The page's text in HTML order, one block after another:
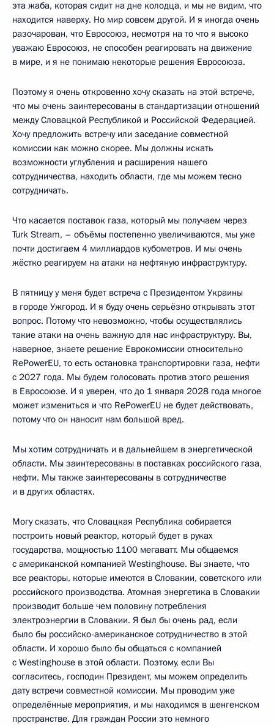
эта жаба, которая сидит на дне колодца, и мы не видим, что
находится наверху. Но мир совсем другой. И я иногда очень
разочарован, что Евросоюз, несмотря на то что я высоко
уважаю Евросоюз, не способен реагировать на движение
в мире, и я не понимаю некоторые решения Евросоюза.
Поэтому я очень откровенно хочу сказать на этой встрече,
что мы очень заинтересованы в стандартизации отношений
между Словацкой Республикой и Российской Федерацией.
Хочу предложить встречу или заседание совместной
комиссии как можно скорее. Мы должны искать
возможности углубления и расширения нашего
сотрудничества, находить области, где мы можем тесно
сотрудничать.
Что касается поставок газа, который мы получаем через
Turk Stream, – объёмы постепенно увеличиваются, мы уже
почти достигаем 4 миллиардов кубометров. И мы очень
жёстко реагируем на атаки на нефтяную инфраструктуру.
В пятницу у меня будет встреча с Президентом Украины
в городе Ужгород. И я буду очень серьёзно открывать этот
вопрос. Потому что невозможно, чтобы осуществлялись
такие атаки на очень важную для нас инфраструктуру. Вы,
наверное, знаете решение Еврокомиссии относительно
RePowerEU, то есть остановка транспортировки газа, нефти
с 2027 года. Мы будем голосовать против этого решения
в Евросоюзе. И я уверен, что до 1 января 2028 года многое
может измениться и что RePowerEU не будет действовать,
потому что он наносит нам большой вред.
Мы хотим сотрудничать и в дальнейшем в энергетической
области. Мы заинтересованы в поставках российского газа,
нефти. Мы также заинтересованы в сотрудничестве
и в других областях.
Могу сказать, что Словацкая Республика собирается
построить новый реактор, который будет в руках
государства, мощностью 1100 мегаватт. Мы общаемся
с американской компанией Westinghouse. Вы знаете, что
все реакторы, которые имеются в Словакии, советского или
российского производства. Атомная энергетика в Словакии
производит больше чем половину потребления
электроэнергии в Словакии. Я был бы очень рад, если
было бы российско-американское сотрудничество в этой
области. И хорошо было бы общаться с компанией
с Westinghouse в этой области. Поэтому, если Вы
согласитесь, господин Президент, мы можем определить
дату встречи совместной комиссии. Мы проводим уже
определённые мероприятия, и мы находимся в шенгенском
пространстве. Для граждан России это немного